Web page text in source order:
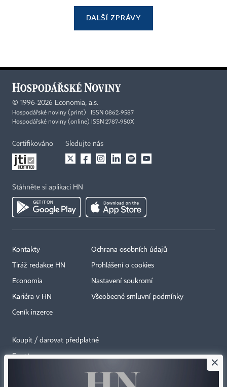
DALŠÍ ZPRÁVY
© 1996-2026 Economia, a.s.
Hospodářské noviny (print) ISSN 0862-9587
Hospodářské noviny (online) ISSN 2787-950X
Certifikováno Sledujte nás
Stáhněte si aplikaci HN
Kontakty
Tiráž redakce HN
Economia
Kariéra v HN
Ceník inzerce
Ochrana osobních údajů
Prohlášení o cookies
Nastavení soukromí
Všeobecné smluvní podmínky
Koupit / darovat předplatné
Eventy ×